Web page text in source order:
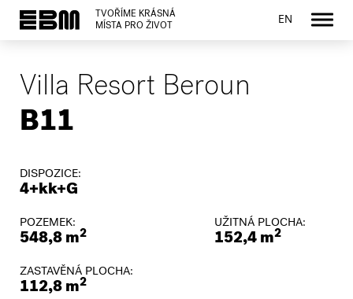
TVOŘÍME KRÁSNÁ
MÍSTA PRO ŽIVOT
EN
Villa Resort Beroun
B11
DISPOZICE:
4+kk+G
POZEMEK:
548,8 m2
UŽITNÁ PLOCHA:
152,4 m2
ZASTAVĚNÁ PLOCHA:
112,8 m2